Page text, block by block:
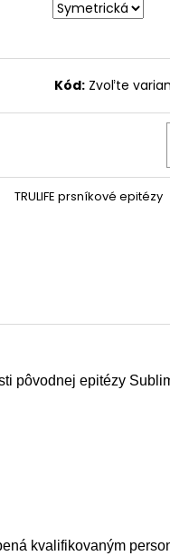
Kód: Zvoľte
TRULIFE prsníkové epitézy
pôvodnej epitézy
kvalifikovaným